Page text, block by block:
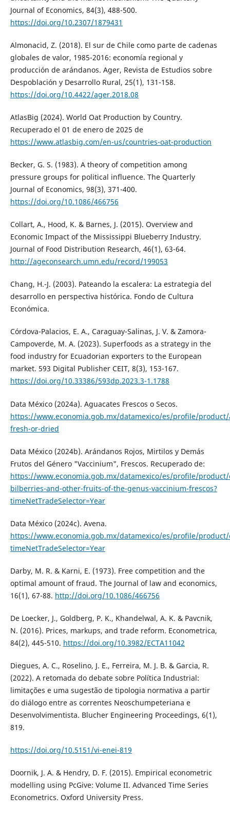
Journal of Economics, 84(3), 488-500.
https://doi.org/10.2307/1879431
Almonacid, Z. (2018). El sur de Chile como parte de cadenas
globales de valor, 1985-2016: economía regional y
producción de arándanos. Ager, Revista de Estudios sobre
Despoblación y Desarrollo Rural, 25(1), 131-158.
https://doi.org/10.4422/ager.2018.08
AtlasBig (2024). World Oat Production by Country.
Recuperado el 01 de enero de 2025 de
https://www.atlasbig.com/en-us/countries-oat-production
Becker, G. S. (1983). A theory of competition among
pressure groups for political influence. The Quarterly
Journal of Economics, 98(3), 371-400.
https://doi.org/10.1086/466756
Collart, A., Hood, K. & Barnes, J. (2015). Overview and
Economic Impact of the Mississippi Blueberry Industry.
Journal of Food Distribution Research, 46(1), 63-64.
http://ageconsearch.umn.edu/record/199053
Chang, H.-J. (2003). Pateando la escalera: La estrategia del
desarrollo en perspectiva histórica. Fondo de Cultura
Económica.
Córdova-Palacios, E. A., Caraguay-Salinas, J. V. & Zamora-
Campoverde, M. A. (2023). Superfoods as a strategy in the
food industry for Ecuadorian exporters to the European
market. 593 Digital Publisher CEIT, 8(3), 153-167.
https://doi.org/10.33386/593dp.2023.3-1.1788
Data México (2024a). Aguacates Frescos o Secos.
https://www.economia.gob.mx/datamexico/es/profile/product/
fresh-or-dried
Data México (2024b). Arándanos Rojos, Mirtilos y Demás
Frutos del Género "Vaccinium", Frescos. Recuperado de:
https://www.economia.gob.mx/datamexico/es/profile/
bilberries-and-other-fruits-of-the-genus-vaccinium-frescos?
timeNetTradeSelector=Year
Data México (2024c). Avena.
https://www.economia.gob.mx/datamexico/es/profile/product/
timeNetTradeSelector=Year
Darby, M. R. & Karni, E. (1973). Free competition and the
optimal amount of fraud. The Journal of law and economics,
16(1), 67-88. http://doi.org/10.1086/466756
De Loecker, J., Goldberg, P. K., Khandelwal, A. K. & Pavcnik,
N. (2016). Prices, markups, and trade reform. Econometrica,
84(2), 445-510. https://doi.org/10.3982/ECTA11042
Diegues, A. C., Roselino, J. E., Ferreira, M. J. B. & Garcia, R.
(2022). A retomada do debate sobre Política Industrial:
limitações e uma sugestão de tipologia normativa a partir
do diálogo entre as correntes Neoschumpeteriana e
Desenvolvimentista. Blucher Engineering Proceedings, 6(1),
819.
https://doi.org/10.5151/vi-enei-819
Doornik, J. A. & Hendry, D. F. (2015). Empirical econometric
modelling using PcGive: Volume II. Advanced Time Series
Econometrics. Oxford University Press.